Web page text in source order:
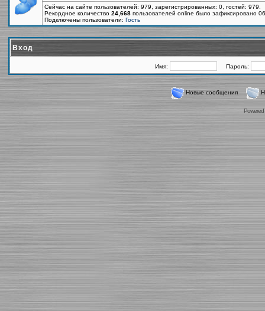
Сейчас на сайте пользователей: 979, зарегистрированных: 0, гостей:
Рекордное количество 24,668 пользователей online было зафиксировано
Подключены пользователи: Гость
Вход
Имя: Пароль:
Новые сообщения